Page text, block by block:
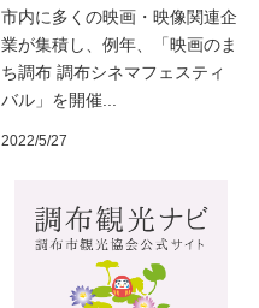
市内に多くの映画・映像関連企
業が集積し、例年、「映画のま
ち調布 調布シネマフェスティ
バル」を開催...
2022/5/27